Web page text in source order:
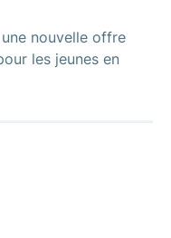
nouvelle offre
les jeunes en